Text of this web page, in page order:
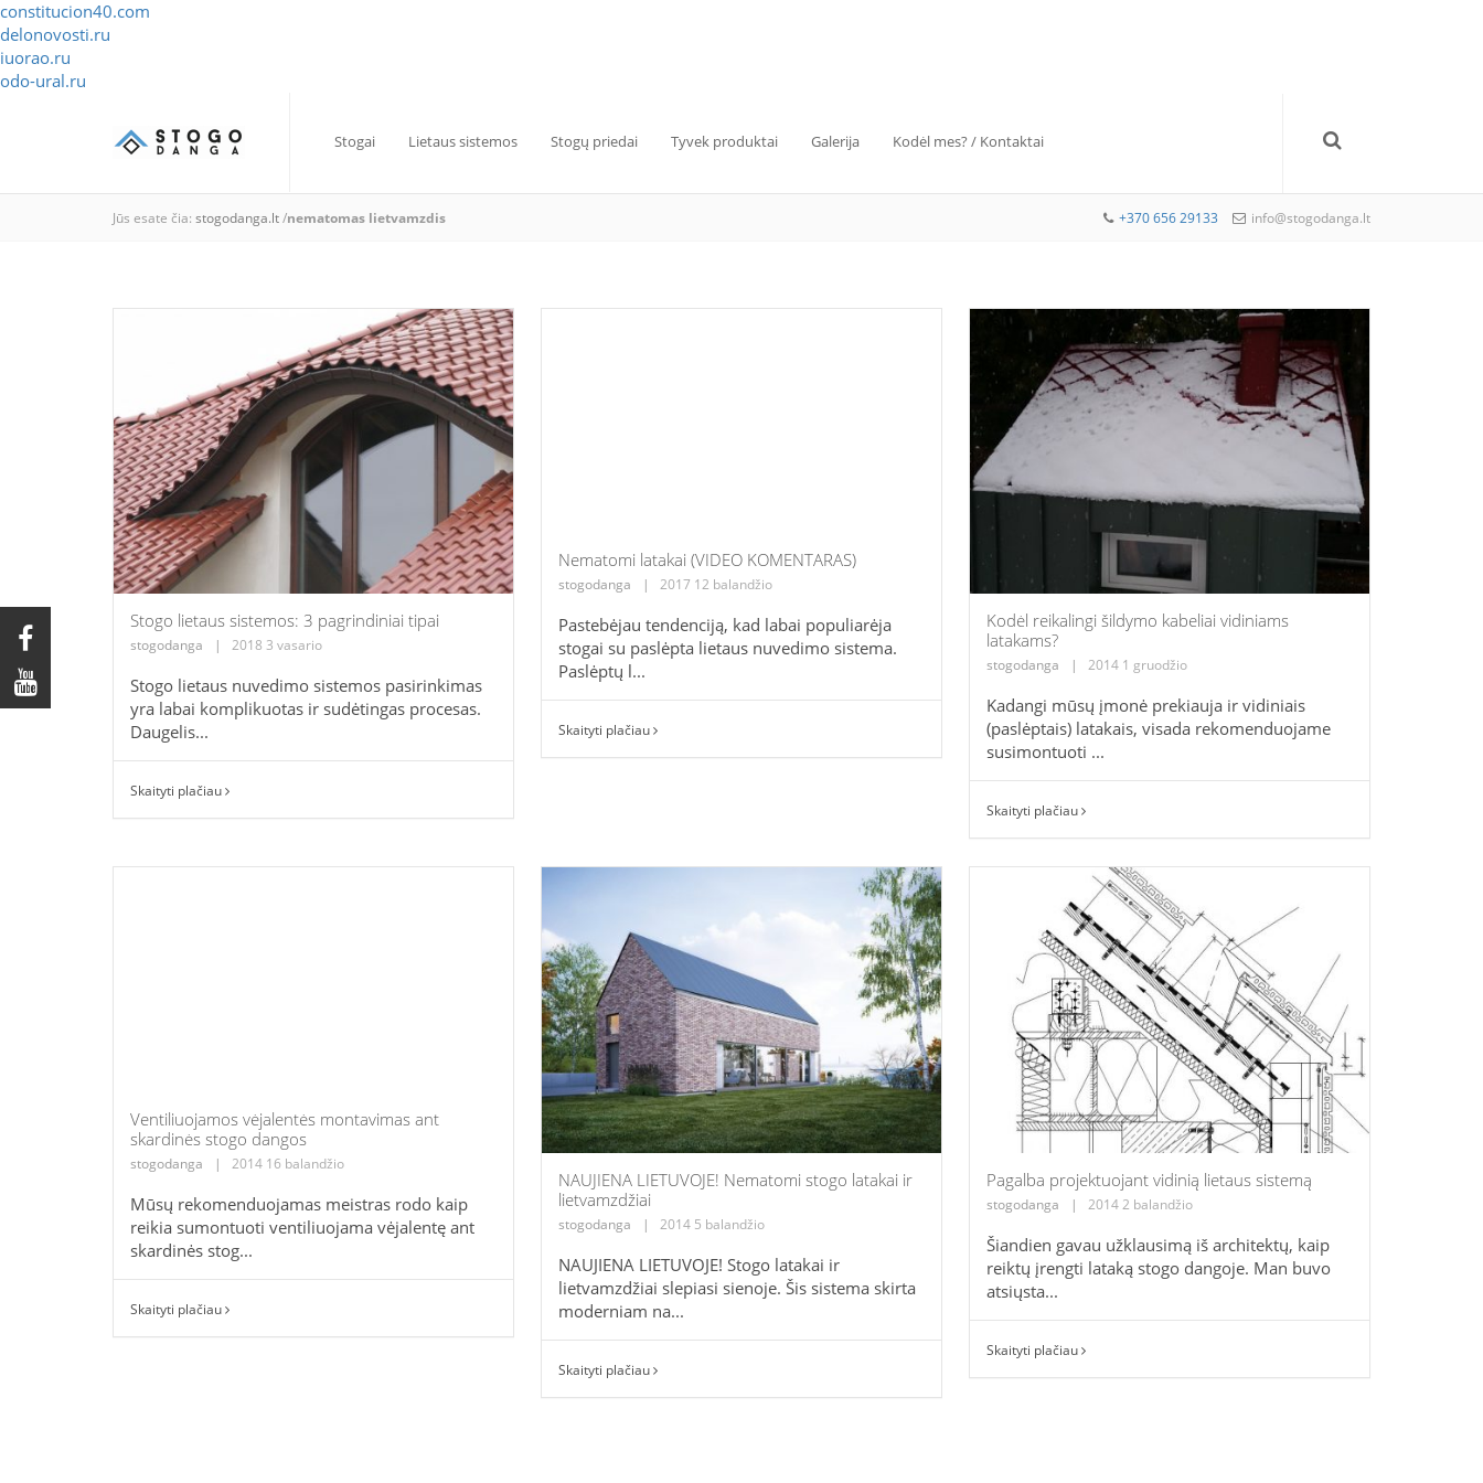
constitucion40.com
delonovosti.ru
iuorao.ru
odo-ural.ru
Stogai Lietaus sistemos Stogų priedai Tyvek produktai Galerija Kodėl mes? / Kontaktai
Jūs esate čia: stogodanga.lt/nematomas lietvamzdis +370 656 29133 info@stogodanga.lt
Stogo lietaus sistemos: 3 pagrindiniai tipai
stogodanga | 2018 3 vasario
Stogo lietaus nuvedimo sistemos pasirinkimas
yra labai komplikuotas ir sudėtingas procesas.
Daugelis...
Skaityti plačiau
Nematomi latakai (VIDEO KOMENTARAS)
stogodanga | 2017 12 balandžio
Pastebėjau tendenciją, kad labai populiarėja
stogai su paslėpta lietaus nuvedimo sistema.
Paslėptų l...
Skaityti plačiau
Kodėl reikalingi šildymo kabeliai vidiniams
latakams?
stogodanga | 2014 1 gruodžio
Kadangi mūsų įmonė prekiauja ir vidiniais
(paslėptais) latakais, visada rekomenduojame
susimontuoti ...
Skaityti plačiau
Ventiliuojamos vėjalentės montavimas ant
skardinės stogo dangos
stogodanga | 2014 16 balandžio
Mūsų rekomenduojamas meistras rodo kaip
reikia sumontuoti ventiliuojama vėjalentę ant
skardinės stog...
Skaityti plačiau
NAUJIENA LIETUVOJE! Nematomi stogo latakai ir
lietvamzdžiai
stogodanga | 2014 5 balandžio
NAUJIENA LIETUVOJE! Stogo latakai ir
lietvamzdžiai slepiasi sienoje. Šis sistema skirta
moderniam na...
Skaityti plačiau
Pagalba projektuojant vidinią lietaus sistemą
stogodanga | 2014 2 balandžio
Šiandien gavau užklausimą iš architektų, kaip
reiktų įrengti lataką stogo dangoje. Man buvo
atsiųsta...
Skaityti plačiau